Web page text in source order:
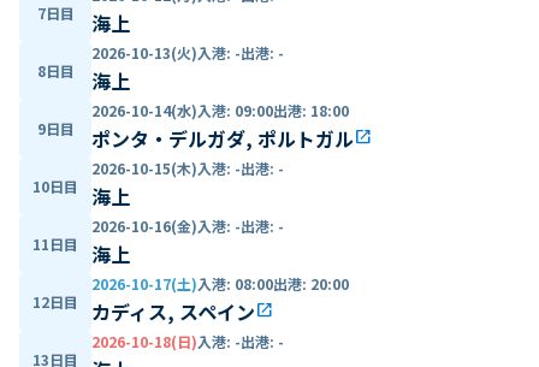
7日目 海上
8日目
2026-10-13(火)入港: -出港: -
海上
9日目
2026-10-14(水)入港: 09:00出港: 18:00
ポンタ・デルガダ, ポルトガルopen_in_new
10日目
2026-10-15(木)入港: -出港: -
海上
11日目
2026-10-16(金)入港: -出港: -
海上
12日目
2026-10-17(土)入港: 08:00出港: 20:00
カディス, スペインopen_in_new
13日目
2026-10-18(日)入港: -出港: -